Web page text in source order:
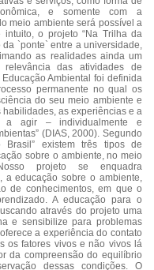
e somente com a
meio ambiente será possível a
intuito, o projeto “Na Trilha da
da `ponte` entre a universidade,
as realidades ainda um
das atividades de
Ambiental foi definida
permanente no qual os
do seu meio ambiente e
as experiências e a
a agir – individualmente e
(DIAS, 2000). Segundo
Brasil” existem três tipos de
sobre o ambiente, no meio
projeto se enquadra
a educação sobre o ambiente,
de conhecimentos, em que o
A educação para o
através do projeto uma
e sensibilize para problemas
a experiência do contato
os fatores vivos e não vivos lá
da compreensão do equilíbrio
dessas condições. O